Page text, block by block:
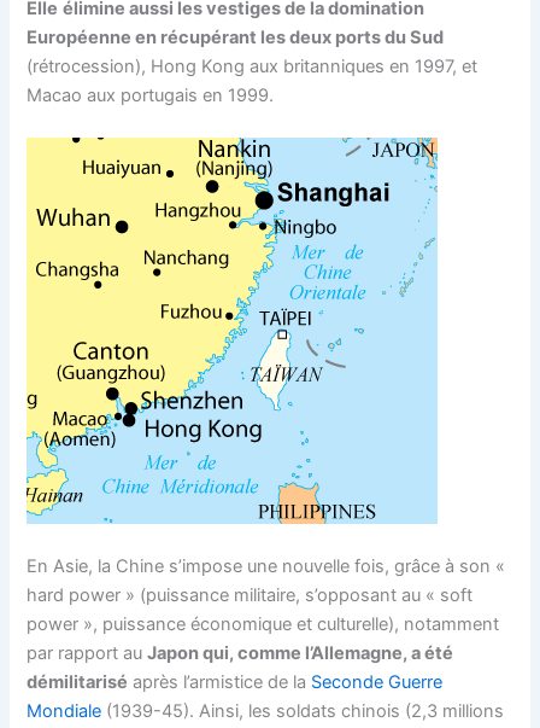
Elle élimine aussi les vestiges de la domination
Européenne en récupérant les deux ports du Sud
(rétrocession), Hong Kong aux britanniques en 1997, et
Macao aux portugais en 1999.
En Asie, la Chine s’impose une nouvelle fois, grâce à son «
hard power » (puissance militaire, s’opposant au « soft
power », puissance économique et culturelle), notamment
par rapport auJapon qui, comme l’Allemagne, a été
démilitarisé après l’armistice de la Seconde Guerre
Mondiale (1939-45). Ainsi, les soldats chinois (2,3 millions